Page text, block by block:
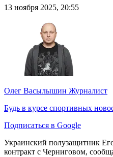
13 ноября 2025, 20:55
Олег Васылышин Журналист
Будь в курсе спортивных
Подписаться в Google
Украинский полузащитник
контракт с Черниговом,